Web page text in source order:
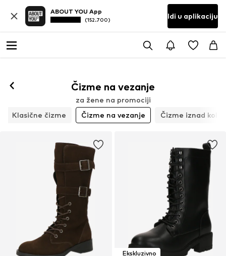
ABOUT YOU App
(152.700) Idi u aplikaciju
Čizme na vezanje
za žene na promociji
Klasične čizme
Čizme na vezanje Čizme iznad
Ekskluzivno